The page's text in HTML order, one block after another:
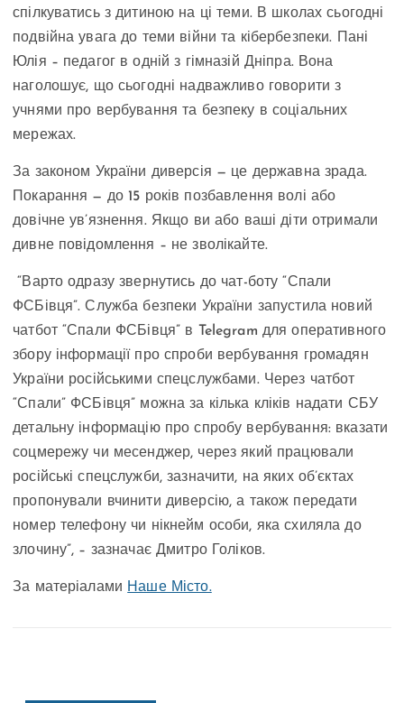
спілкуватись з дитиною на ці теми. В школах сьогодні
подвійна увага до теми війни та кібербезпеки. Пані
Юлія – педагог в одній з гімназій Дніпра. Вона
наголошує, що сьогодні надважливо говорити з
учнями про вербування та безпеку в соціальних
мережах.
За законом України диверсія — це державна зрада.
Покарання — до 15 років позбавлення волі або
довічне ув’язнення. Якщо ви або ваші діти отримали
дивне повідомлення – не зволікайте.
“Варто одразу звернутись до чат-боту “Спали
ФСБівця”. Служба безпеки України запустила новий
чатбот “Спали ФСБівця” в Telegram для оперативного
збору інформації про спроби вербування громадян
України російськими спецслужбами. Через чатбот
“Спали” ФСБівця” можна за кілька кліків надати СБУ
детальну інформацію про спробу вербування: вказати
соцмережу чи месенджер, через який працювали
російські спецслужби, зазначити, на яких об’єктах
пропонували вчинити диверсію, а також передати
номер телефону чи нікнейм особи, яка схиляла до
злочину”, – зазначає Дмитро Голіков.
За матеріалами Наше Місто.